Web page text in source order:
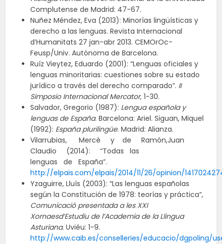
Complutense de Madrid: 47-67.
Nuñez Méndez, Eva (2013): Minorías lingüísticas y
derecho a las lenguas. Revista Internacional
d’Humanitats 27 jan-abr 2013. CEMOrOc-
Feusp/Univ. Autónoma de Barcelona.
Ruíz Vieytez, Eduardo (2001): “Lenguas oficiales y
lenguas minoritarias: cuestiones sobre su estado
jurídico a través del derecho comparado”. II
Simposio Internacional Mercator, 1-30.
Salvador, Gregorio (1987): Lengua española y
lenguas de España. Barcelona: Ariel. Siguan, Miquel
(1992): España plurilingüe. Madrid: Alianza.
Vilarrubias, Mercè y de Ramón,Juan
Claudio (2014): “Todas las
lenguas de España”.
http://elpais.com/elpais/2014/11/26/opinion/
Yzaguirre, Lluís (2003): “Las lenguas españolas
según la Constitución de 1978: teorías y práctica”,
Comunicació presentada a les XXI
Xornaesd’Estudiu de l’Academia de la Llingua
Asturiana. Uviéu: 1-9.
http://www.caib.es/conselleries/educacio/dgpoling/